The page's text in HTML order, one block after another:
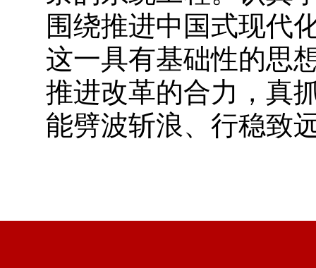
围绕推进中国式现代
这一具有基础性的思
推进改革的合力，真
能劈波斩浪、行稳致